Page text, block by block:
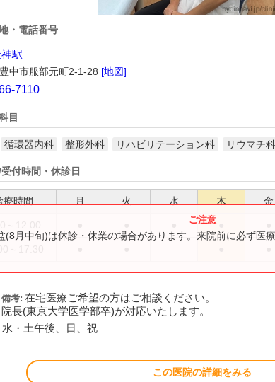
・電話番号
駅
中市服部元町2-1-28 [地図]
7110
目
循環器内科 整形外科 リハビリテーション科 リウマチ科
付時間・休診日
療時間 月 火 水 木 金
(8月中旬)は休診・休業の場合があります。来院前に必ず医
備考: 在宅医療ご希望の方はご相談ください。
院長(東京大学医学部卒)が対応いたします。
水・土午後、日、祝
この医院の詳細をみる